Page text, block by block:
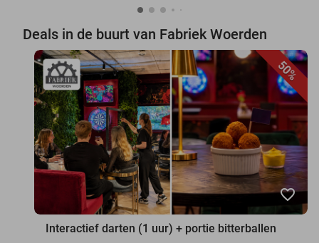
Deals in de buurt van Fabriek Woerden
50%
favorite_border
Interactief darten (1 uur) + portie bitterballen